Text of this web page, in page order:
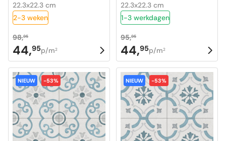
22.3x22.3 cm
2-3 weken
98,95
Oorspronkelijke
prijs
was:
98,95.
44,95
Huidige
prijs
is:
44,95.
p/m2
22.3x22.3 cm
1-3 werkdagen
95,95
Oorspronkelijke
prijs
was:
95,95.
44,95
Huidige
prijs
is:
44,95.
p/m2
NIEUW -53% NIEUW -53%